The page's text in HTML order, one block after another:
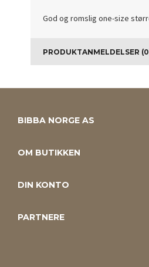
God og romslig one-size
PRODUKTANMELDELSER
BIBBA NORGE AS
OM BUTIKKEN
DIN KONTO
PARTNERE